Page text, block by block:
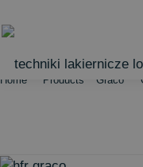
Home Products Graco